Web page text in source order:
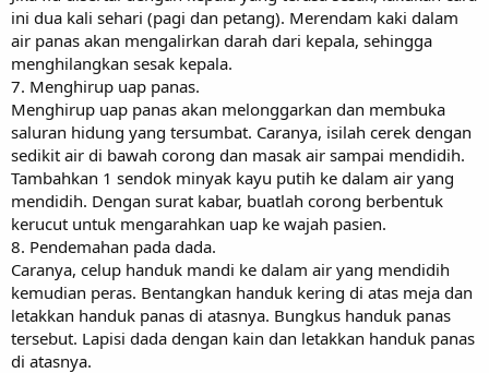
ini dua kali sehari (pagi dan petang). Merendam kaki dalam
air panas akan mengalirkan darah dari kepala, sehingga
menghilangkan sesak kepala.
7. Menghirup uap panas.
Menghirup uap panas akan melonggarkan dan membuka
saluran hidung yang tersumbat. Caranya, isilah cerek dengan
sedikit air di bawah corong dan masak air sampai mendidih.
Tambahkan 1 sendok minyak kayu putih ke dalam air yang
mendidih. Dengan surat kabar, buatlah corong berbentuk
kerucut untuk mengarahkan uap ke wajah pasien.
8. Pendemahan pada dada.
Caranya, celup handuk mandi ke dalam air yang mendidih
kemudian peras. Bentangkan handuk kering di atas meja dan
letakkan handuk panas di atasnya. Bungkus handuk panas
tersebut. Lapisi dada dengan kain dan letakkan handuk panas
di atasnya.